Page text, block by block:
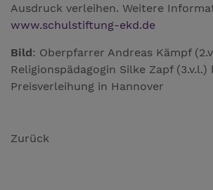
Ausdruck verleihen. Weitere
www.schulstiftung-ekd.de
Bild: Oberpfarrer Andreas Kämpf
Religionspädagogin Silke Zapf (3.v.l.)
Preisverleihung in Hannover
Zurück